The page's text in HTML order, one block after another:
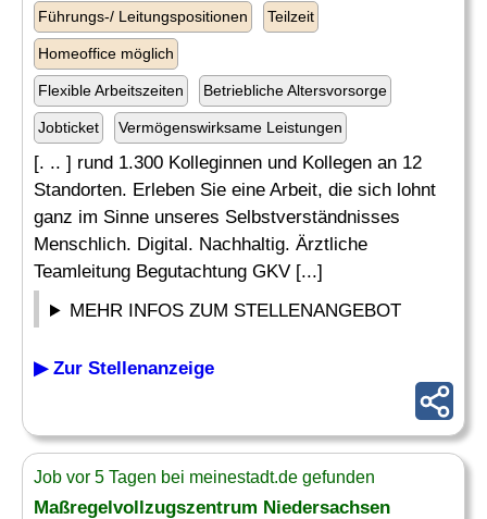
Führungs-/ Leitungspositionen Teilzeit
Homeoffice möglich
Flexible Arbeitszeiten Betriebliche Altersvorsorge
Jobticket Vermögenswirksame Leistungen
[. .. ] rund 1.300 Kolleginnen und Kollegen an 12
Standorten. Erleben Sie eine Arbeit, die sich lohnt
ganz im Sinne unseres Selbstverständnisses
Menschlich. Digital. Nachhaltig. Ärztliche
Teamleitung Begutachtung GKV [...]
MEHR INFOS ZUM STELLENANGEBOT
▶ Zur Stellenanzeige
Job vor 5 Tagen bei meinestadt.de gefunden
Maßregelvollzugszentrum Niedersachsen